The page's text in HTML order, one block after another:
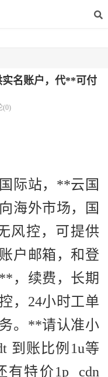
名账户，代**可付
(0)
际站，**云国
海外市场，国
风控，可提供
户邮箱，和登
，续费，长期
，24小时工单
。**请认准小
到账比例1u等
有特价1p cdn